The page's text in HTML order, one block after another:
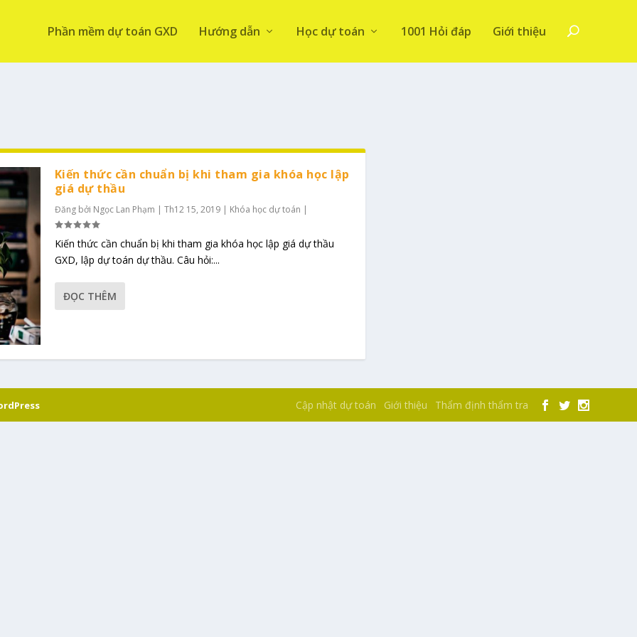
Phần mềm dự toán GXD Hướng dẫn Học dự toán 1001 Hỏi đáp Giới thiệu
Kiến thức cần chuẩn bị khi tham gia khóa học lập
giá dự thầu
Đăng bởi Ngọc Lan Phạm | Th12 15, 2019| Khóa học dự toán |
Kiến thức cần chuẩn bị khi tham gia khóa học lập giá dự thầu
GXD, lập dự toán dự thầu. Câu hỏi:...
ĐỌC THÊM
Cập nhật dự toán Giới thiệu Thẩm định thẩm tra